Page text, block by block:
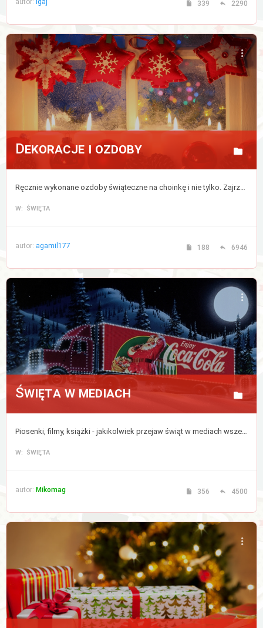
autor: igaj 339 2290
Dekoracje i ozdoby
Ręcznie wykonane ozdoby świąteczne na choinkę i nie tylko. Zajrzyj, jeśli chcesz podpatrzeć jak robią to inni i wykorzystaj kilka pomysłów do nadania swojemu domu prawdziwej atmosfery Świąt. Porozmawiaj też o dekoracjach które towarzyszą nam podczas świąt.
W: ŚWIĘTA
autor: agamil177 188 6946
Święta w mediach
Piosenki, filmy, książki - jakikolwiek przejaw świąt w mediach wszelkiej maści, także w internecie.
W: ŚWIĘTA
autor: Mikomag 356 4500